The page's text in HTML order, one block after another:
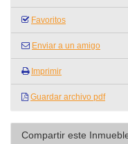
Favoritos
Enviar a un amigo
Imprimir
Guardar archivo pdf
Compartir este